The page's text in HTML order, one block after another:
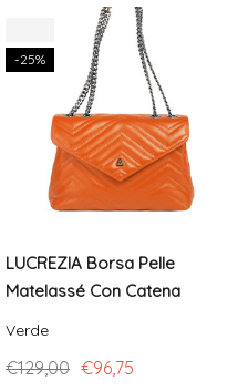
-25%
LUCREZIA Borsa Pelle
Matelassé Con Catena
Verde
€129,00 €96,75